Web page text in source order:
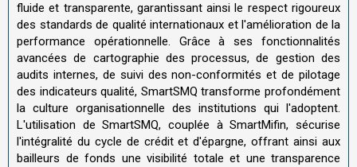
fluide et transparente, garantissant ainsi le respect rigoureux
des standards de qualité internationaux et l'amélioration de la
performance opérationnelle. Grâce à ses fonctionnalités
avancées de cartographie des processus, de gestion des
audits internes, de suivi des non-conformités et de pilotage
des indicateurs qualité, SmartSMQ transforme profondément
la culture organisationnelle des institutions qui l'adoptent.
L'utilisation de SmartSMQ, couplée à SmartMifin, sécurise
l'intégralité du cycle de crédit et d'épargne, offrant ainsi aux
bailleurs de fonds une visibilité totale et une transparence